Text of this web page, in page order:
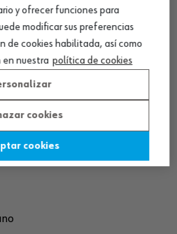
y ofrecer funciones para
modificar sus preferencias
de cookies habilitada, así como
en nuestra política de cookies
cookies
cookies